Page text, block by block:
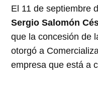
El 11 de septiembre
Sergio Salomón
que la concesión de
otorgó a
empresa que está a